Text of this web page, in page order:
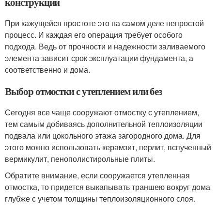
При кажущейся простоте это на самом деле непростой
процесс. И каждая его операция требует особого
подхода. Ведь от прочности и надежности заливаемого
элемента зависит срок эксплуатации фундамента, а
соответственно и дома.
Выбор отмостки с утеплением или без
Сегодня все чаще сооружают отмостку с утеплением,
тем самым добиваясь дополнительной теплоизоляции
подвала или цокольного этажа загородного дома. Для
этого можно использовать керамзит, перлит, вспученный
вермикулит, пенополистирольные плиты.
Обратите внимание, если сооружается утепленная
отмостка, то придется выкапывать траншею вокруг дома
глубже с учетом толщины теплоизоляционного слоя.